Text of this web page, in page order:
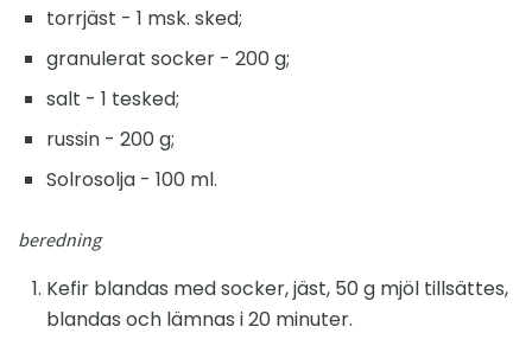
torrjäst - 1 msk. sked;
granulerat socker - 200 g;
salt - 1 tesked;
russin - 200 g;
Solrosolja - 100 ml.
beredning
Kefir blandas med socker, jäst, 50 g mjöl tillsättes,
blandas och lämnas i 20 minuter.